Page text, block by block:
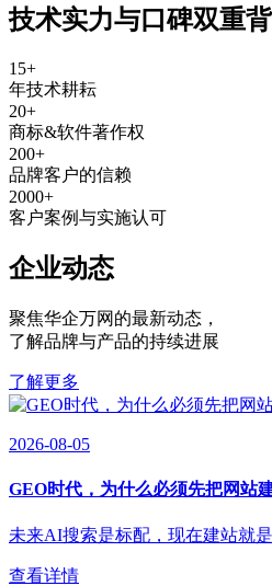
技术实力与口碑双重
15+
年技术耕耘
20+
商标&软件著作权
200+
品牌客户的信赖
2000+
客户案例与实施认可
企业动态
聚焦华企万网的最新动态 ，
了解品牌与产品的持续进展
了解更多
2026-08-05
GEO时代，为什么必须先把网站
未来AI搜索是标配，现在建站就
查看详情